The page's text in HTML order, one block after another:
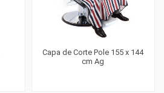
Capa de Corte Pole 155 x 144
cm Ag